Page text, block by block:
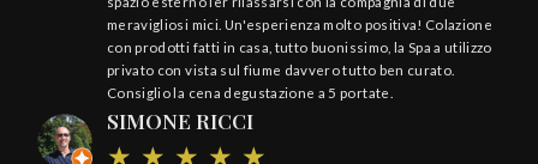
meravigliosi mici. Un'esperienza molto positiva! Colazione
con prodotti fatti in casa, tutto buonissimo, la Spa a utilizzo
privato con vista sul fiume davvero tutto ben curato.
Consiglio la cena degustazione a 5 portate.
SIMONE RICCI